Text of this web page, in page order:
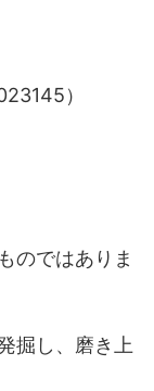
）
のではありま
掘し、磨き上